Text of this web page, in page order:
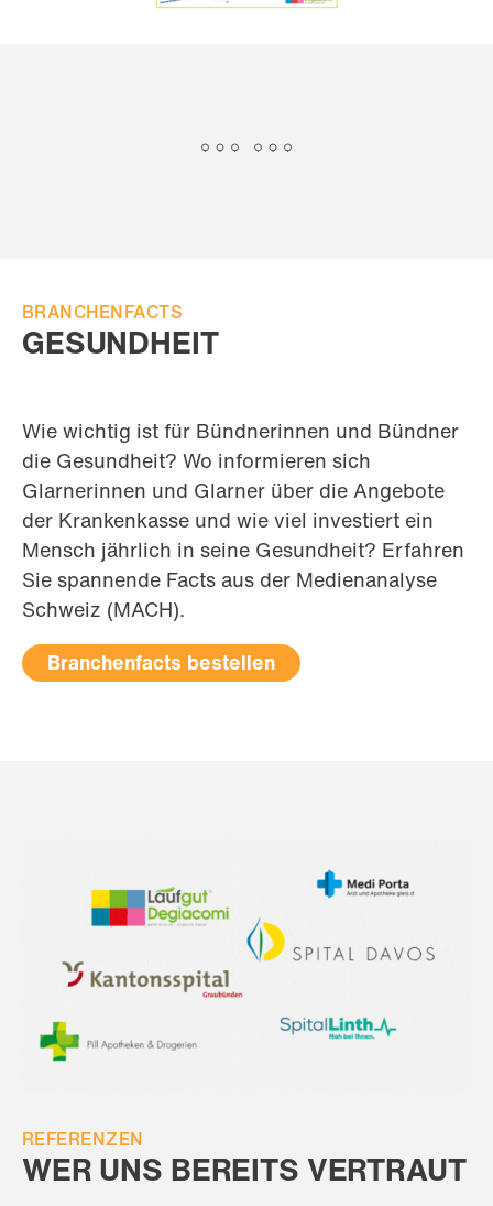
BRANCHENFACTS
GESUNDHEIT
Wie wichtig ist für Bündnerinnen und Bündner
die Gesundheit? Wo informieren sich
Glarnerinnen und Glarner über die Angebote
der Krankenkasse und wie viel investiert ein
Mensch jährlich in seine Gesundheit? Erfahren
Sie spannende Facts aus der Medienanalyse
Schweiz (MACH).
Branchenfacts bestellen
REFERENZEN
WER UNS BEREITS VERTRAUT